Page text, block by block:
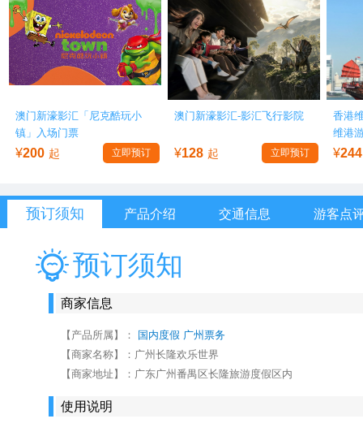
澳门新濠影汇「尼克酷玩小
镇」入场门票
¥200 起 立即预订
澳门新濠影汇-影汇飞行影院
¥128 起 立即预订
香港
维港
¥244
预订须知 产品介绍 交通信息 游客点
预订须知
商家信息
【产品所属】： 国内度假 广州票务
【商家名称】： 广州长隆欢乐世界
【商家地址】： 广东广州番禺区长隆旅游度假区内
使用说明